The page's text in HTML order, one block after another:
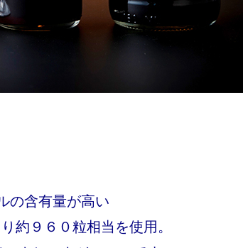
の含有量が高い
約９６０粒相当を使用。